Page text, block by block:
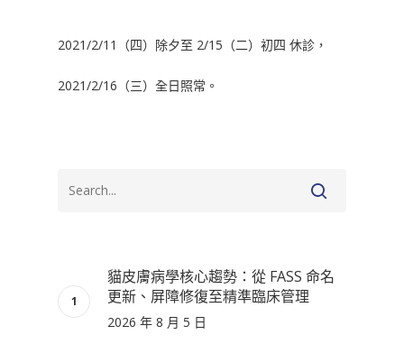
2021/2/11（四）除夕至 2/15（二）初四 休診，
2021/2/16（三）全日照常。
貓皮膚病學核心趨勢：從 FASS 命名
更新、屏障修復至精準臨床管理
2026 年 8 月 5 日